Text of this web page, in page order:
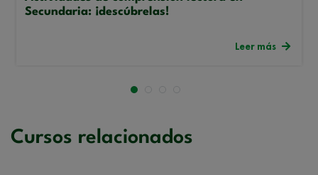
Secundaria: ¡descúbrelas!
Leer más
Cursos relacionados